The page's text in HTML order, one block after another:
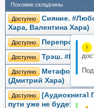
Похожие складчины
Доступно
Сияние.
Хара, Валентина Хара)
Доступно
Доступно Трэш. #Путь к
Доступно
(Дмитрий Хара)
Доступно
[Аудиокнига]
пути уже не будет!